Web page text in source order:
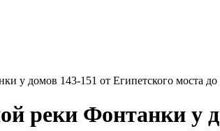
у домов 143-151 от Египетского моста до
реки Фонтанки у